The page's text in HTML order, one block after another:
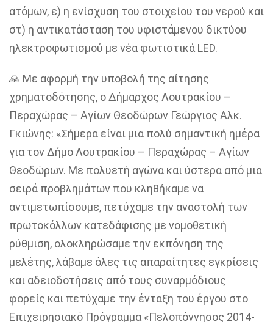
ατόμων, ε) η ενίσχυση του στοιχείου του νερού και
στ) η αντικατάσταση του υφιστάμενου δικτύου
ηλεκτροφωτισμού με νέα φωτιστικά LED.
🙏 Με αφορμή την υποβολή της αίτησης
χρηματοδότησης, ο Δήμαρχος Λουτρακίου –
Περαχώρας – Αγίων Θεοδώρων Γεώργιος Αλκ.
Γκιώνης: «Σήμερα είναι μια πολύ σημαντική ημέρα
για τον Δήμο Λουτρακίου – Περαχώρας – Αγίων
Θεοδώρων. Με πολυετή αγώνα και ύστερα από μια
σειρά προβλημάτων που κληθήκαμε να
αντιμετωπίσουμε, πετύχαμε την αναστολή των
πρωτοκόλλων κατεδάφισης με νομοθετική
ρύθμιση, ολοκληρώσαμε την εκπόνηση της
μελέτης, λάβαμε όλες τις απαραίτητες εγκρίσεις
και αδειοδοτήσεις από τους συναρμόδιους
φορείς και πετύχαμε την ένταξη του έργου στο
Επιχειρησιακό Πρόγραμμα «Πελοπόννησος 2014-